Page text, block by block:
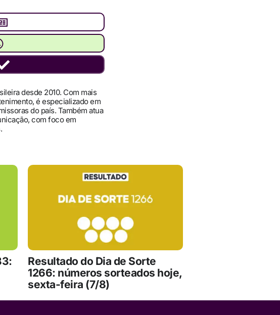
desde 2010. Com mais
é especializado em
do país. Também atua
com foco em
Resultado do Dia de Sorte
1266: números sorteados hoje,
sexta-feira (7/8)